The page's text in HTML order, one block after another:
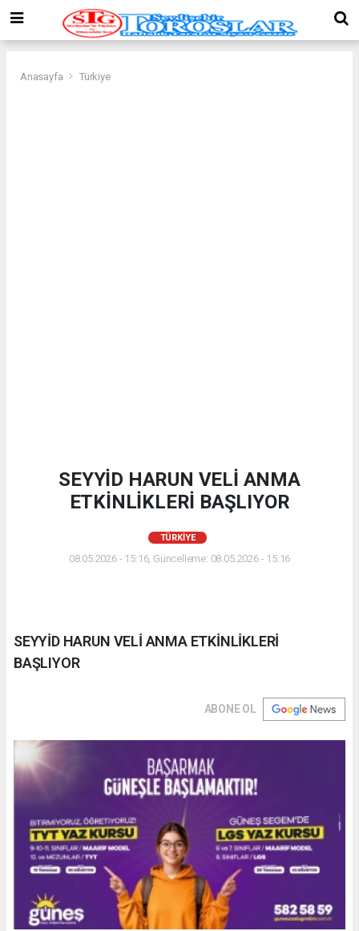
Anasayfa Türkiye
SEYYİD HARUN VELİ ANMA
ETKİNLİKLERİ BAŞLIYOR
TÜRKIYE
08.05.2026 - 15:16, Güncelleme: 08.05.2026 - 15:16
SEYYİD HARUN VELİ ANMA ETKİNLİKLERİ
BAŞLIYOR
ABONE OL